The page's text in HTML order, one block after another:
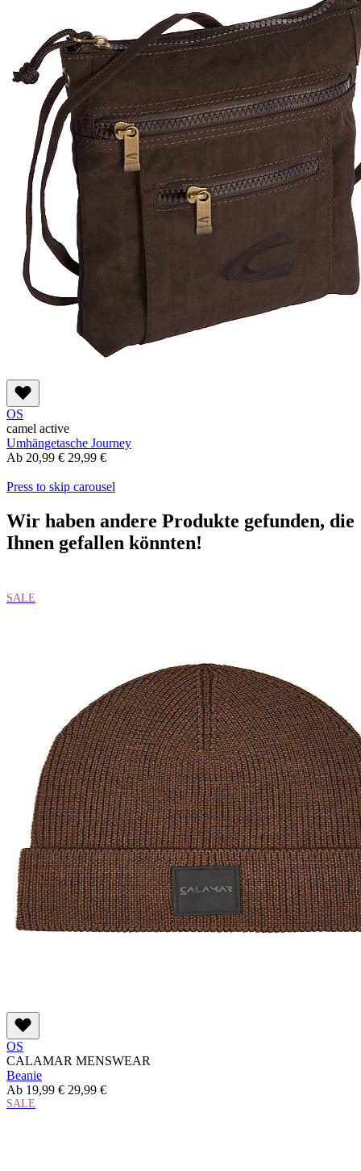
OS
camel active
Umhängetasche Journey
Ab 20,99 € 29,99 €
Press to skip carousel
Wir haben andere Produkte gefunden, die
Ihnen gefallen könnten!
SALE
OS
CALAMAR MENSWEAR
Beanie
Ab 19,99 € 29,99 €
SALE